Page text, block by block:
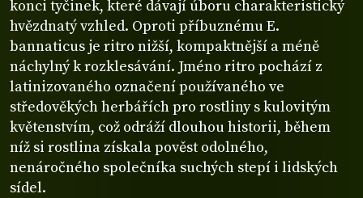
konci tyčinek, které dávají úboru charakteristický
hvězdnatý vzhled. Oproti příbuznému E.
bannaticus je ritro nižší, kompaktnější a méně
náchylný k rozklesávání. Jméno ritro pochází z
latinizovaného označení používaného ve
středověkých herbářích pro rostliny s kulovitým
květenstvím, což odráží dlouhou historii, během
níž si rostlina získala pověst odolného,
nenáročného společníka suchých stepí i lidských
sídel.